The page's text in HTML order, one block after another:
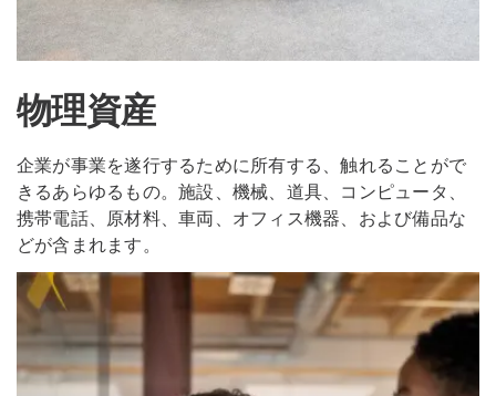
物理資産
企業が事業を遂行するために所有する、触れることがで
きるあらゆるもの。施設、機械、道具、コンピュータ、
携帯電話、原材料、車両、オフィス機器、および備品な
どが含まれます。